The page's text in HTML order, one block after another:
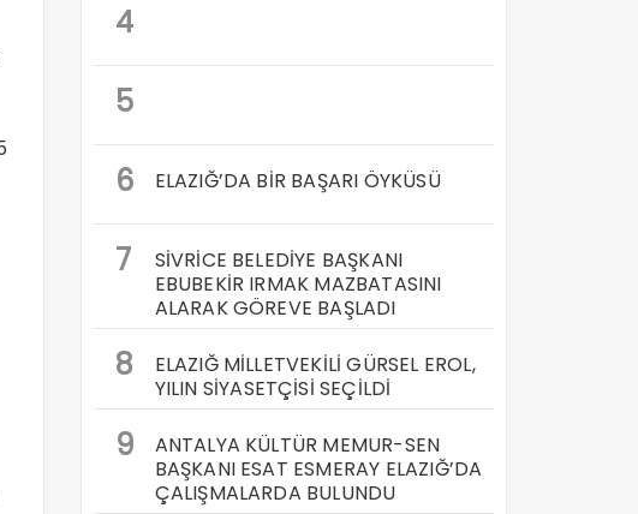
4
5
6
ELAZIĞ’DA BİR BAŞARI ÖYKÜSÜ
7
SİVRİCE BELEDİYE BAŞKANI
EBUBEKİR IRMAK MAZBATASINI
ALARAK GÖREVE BAŞLADI
8
ELAZIĞ MİLLETVEKİLİ GÜRSEL EROL,
YILIN SİYASETÇİSİ SEÇİLDİ
9
ANTALYA KÜLTÜR MEMUR-SEN
BAŞKANI ESAT ESMERAY ELAZIĞ’DA
ÇALIŞMALARDA BULUNDU